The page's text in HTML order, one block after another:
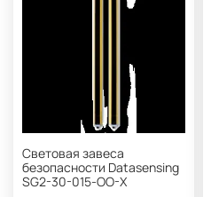
Световая завеса
безопасности Datasensing
SG2-30-015-OO-X